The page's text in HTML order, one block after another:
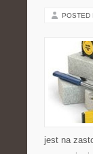
POSTED
jest na